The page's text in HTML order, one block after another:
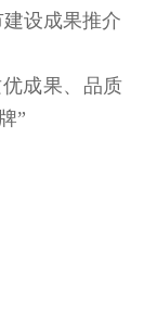
设成果推介
成果、品质
”